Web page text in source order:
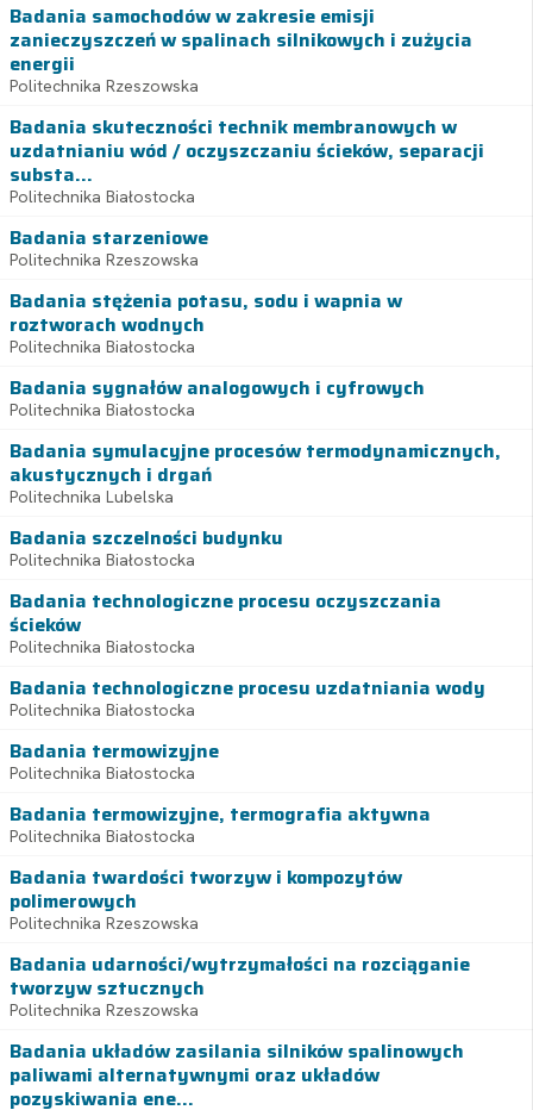
Badania samochodów w zakresie emisji
zanieczyszczeń w spalinach silnikowych i zużycia
energii
Politechnika Rzeszowska
Badania skuteczności technik membranowych w
uzdatnianiu wód / oczyszczaniu ścieków, separacji
substa...
Politechnika Białostocka
Badania starzeniowe
Politechnika Rzeszowska
Badania stężenia potasu, sodu i wapnia w
roztworach wodnych
Politechnika Białostocka
Badania sygnałów analogowych i cyfrowych
Politechnika Białostocka
Badania symulacyjne procesów termodynamicznych,
akustycznych i drgań
Politechnika Lubelska
Badania szczelności budynku
Politechnika Białostocka
Badania technologiczne procesu oczyszczania
ścieków
Politechnika Białostocka
Badania technologiczne procesu uzdatniania wody
Politechnika Białostocka
Badania termowizyjne
Politechnika Białostocka
Badania termowizyjne, termografia aktywna
Politechnika Białostocka
Badania twardości tworzyw i kompozytów
polimerowych
Politechnika Rzeszowska
Badania udarności/wytrzymałości na rozciąganie
tworzyw sztucznych
Politechnika Rzeszowska
Badania układów zasilania silników spalinowych
paliwami alternatywnymi oraz układów
pozyskiwania ene...